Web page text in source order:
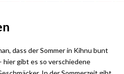
dass der Sommer in Kihnu bunt
hier gibt es so verschiedene